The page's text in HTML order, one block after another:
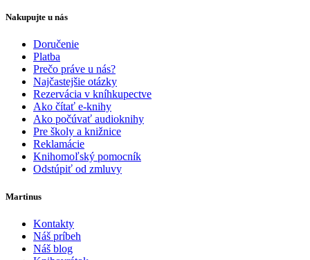
Nakupujte u nás
Doručenie
Platba
Prečo práve u nás?
Najčastejšie otázky
Rezervácia v kníhkupectve
Ako čítať e-knihy
Ako počúvať audioknihy
Pre školy a knižnice
Reklamácie
Knihomoľský pomocník
Odstúpiť od zmluvy
Martinus
Kontakty
Náš príbeh
Náš blog